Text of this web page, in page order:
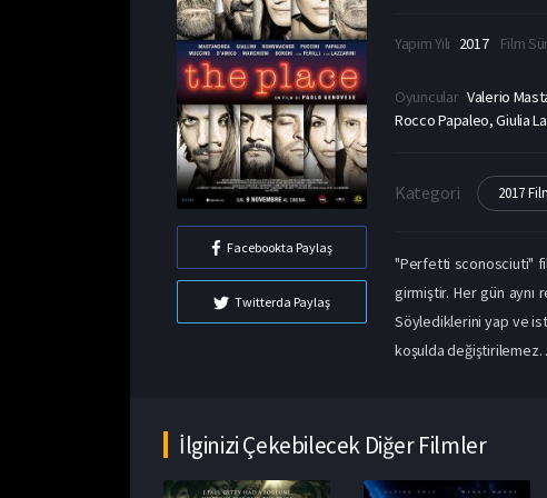
Facebookta Paylaş
Twitterda Paylaş
Yapım Yılı 2017 Film
Oyuncular Valerio
Rocco Papaleo, Giulia
Kategori 2017
"Perfetti sconosciuti"
girmiştir. Her gün
Söylediklerini yap ve
koşulda değiştirilemez.
İlginizi Çekebilecek Diğer Filmler